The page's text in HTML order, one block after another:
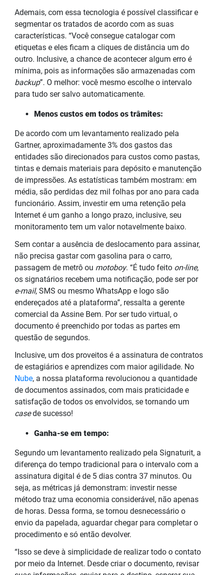
Ademais, com essa tecnologia é possível classificar e
segmentar os tratados de acordo com as suas
características. “Você consegue catalogar com
etiquetas e eles ficam a cliques de distância um do
outro. Inclusive, a chance de acontecer algum erro é
mínima, pois as informações são armazenadas com
backup”. O melhor: você mesmo escolhe o intervalo
para tudo ser salvo automaticamente.
Menos custos em todos os trâmites:
De acordo com um levantamento realizado pela
Gartner, aproximadamente 3% dos gastos das
entidades são direcionados para custos como pastas,
tintas e demais materiais para depósito e manutenção
de impressões. As estatísticas também mostram: em
média, são perdidas dez mil folhas por ano para cada
funcionário. Assim, investir em uma retenção pela
Internet é um ganho a longo prazo, inclusive, seu
monitoramento tem um valor notavelmente baixo.
Sem contar a ausência de deslocamento para assinar,
não precisa gastar com gasolina para o carro,
passagem de metrô ou motoboy. “É tudo feito on-line,
os signatários recebem uma notificação, pode ser por
e-mail, SMS ou mesmo WhatsApp e logo são
endereçados até a plataforma”, ressalta a gerente
comercial da Assine Bem. Por ser tudo virtual, o
documento é preenchido por todas as partes em
questão de segundos.
Inclusive, um dos proveitos é a assinatura de contratos
de estagiários e aprendizes com maior agilidade. No
Nube, a nossa plataforma revolucionou a quantidade
de documentos assinados, com mais praticidade e
satisfação de todos os envolvidos, se tornando um
casede sucesso!
Ganha-se em tempo:
Segundo um levantamento realizado pela Signaturit, a
diferença do tempo tradicional para o intervalo com a
assinatura digital é de 5 dias contra 37 minutos. Ou
seja, as métricas já demonstram: investir nesse
método traz uma economia considerável, não apenas
de horas. Dessa forma, se tornou desnecessário o
envio da papelada, aguardar chegar para completar o
procedimento e só então devolver.
“Isso se deve à simplicidade de realizar todo o contato
por meio da Internet. Desde criar o documento, revisar